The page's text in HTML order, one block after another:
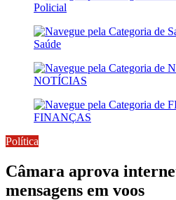
Policial
Saúde
NOTÍCIAS
FINANÇAS
Política
Câmara aprova
mensagens em voos